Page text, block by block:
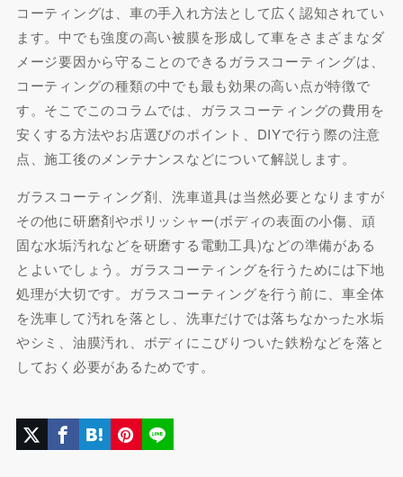
コーティングは、車の手入れ方法として広く認知されてい
ます。中でも強度の高い被膜を形成して車をさまざまなダ
メージ要因から守ることのできるガラスコーティングは、
コーティングの種類の中でも最も効果の高い点が特徴で
す。そこでこのコラムでは、ガラスコーティングの費用を
安くする方法やお店選びのポイント、DIYで行う際の注意
点、施工後のメンテナンスなどについて解説します。
ガラスコーティング剤、洗車道具は当然必要となりますが
その他に研磨剤やポリッシャー(ボディの表面の小傷、頑
固な水垢汚れなどを研磨する電動工具)などの準備がある
とよいでしょう。ガラスコーティングを行うためには下地
処理が大切です。ガラスコーティングを行う前に、車全体
を洗車して汚れを落とし、洗車だけでは落ちなかった水垢
やシミ、油膜汚れ、ボディにこびりついた鉄粉などを落と
しておく必要があるためです。